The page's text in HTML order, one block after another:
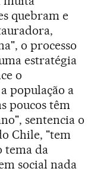
quebram e
o processo
estratégia
o
população a
poucos têm
sentencia o
Chile, "tem
tema da
social nada